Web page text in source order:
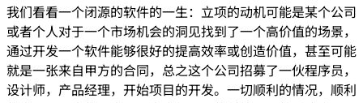
我们看看一个闭源的软件的一生：立项的动机可能是某个公司
或者个人对于一个市场机会的洞见找到了一个高价值的场景，
通过开发一个软件能够很好的提高效率或创造价值，甚至可能
就是一张来自甲方的合同，总之这个公司招募了一伙程序员，
设计师，产品经理，开始项目的开发。一切顺利的情况，顺利